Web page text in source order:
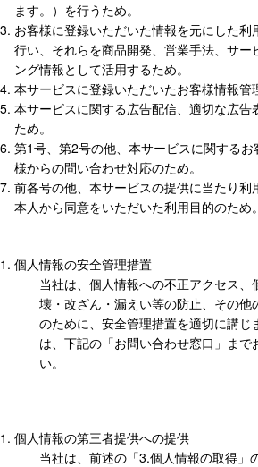
ます。）を行うため。
お客様に登録いただいた情報を元にした利
行い、それらを商品開発、営業手法、サー
ング情報として活用するため。
本サービスに登録いただいたお客様情報管
本サービスに関する広告配信、適切な広告
ため。
第1号、第2号の他、本サービスに関する
様からの問い合わせ対応のため。
前各号の他、本サービスの提供に当たり利
本人から同意をいただいた利用目的のため。
個人情報の安全管理措置
当社は、個人情報への不正アクセス、
壊・改ざん・漏えい等の防止、その他
のために、安全管理措置を適切に講じ
は、下記の「お問い合わせ窓口」まで
い。
個人情報の第三者提供への提供
当社は、前述の「3.個人情報の取得」